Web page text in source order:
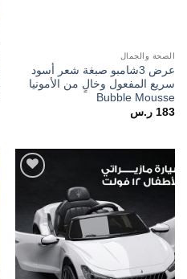
الصحة والجمال
عرض 3شامبو صبغة شعر أسود
سريع المفعول وخالٍ من الأمونيا
Bubble Mousse
183 ر.س